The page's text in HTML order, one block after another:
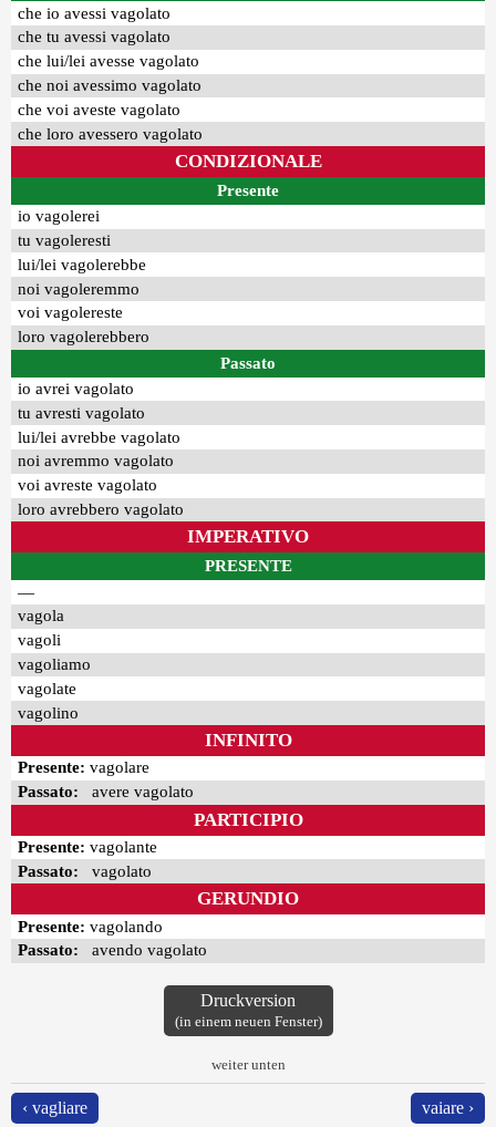
che io avessi vagolato
che tu avessi vagolato
che lui/lei avesse vagolato
che noi avessimo vagolato
che voi aveste vagolato
che loro avessero vagolato
CONDIZIONALE
Presente
io vagolerei
tu vagoleresti
lui/lei vagolerebbe
noi vagoleremmo
voi vagolereste
loro vagolerebbero
Passato
io avrei vagolato
tu avresti vagolato
lui/lei avrebbe vagolato
noi avremmo vagolato
voi avreste vagolato
loro avrebbero vagolato
IMPERATIVO
PRESENTE
—
vagola
vagoli
vagoliamo
vagolate
vagolino
INFINITO
Presente: vagolare
Passato: avere vagolato
PARTICIPIO
Presente: vagolante
Passato: vagolato
GERUNDIO
Presente: vagolando
Passato: avendo vagolato
Druckversion
(in einem neuen Fenster)
weiter unten
‹ vagliare vaiare ›